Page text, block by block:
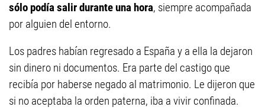
sólo podía salir durante una hora, siempre acompañada
por alguien del entorno.
Los padres habían regresado a España y a ella la dejaron
sin dinero ni documentos. Era parte del castigo que
recibía por haberse negado al matrimonio. Le dijeron que
si no aceptaba la orden paterna, iba a vivir confinada.